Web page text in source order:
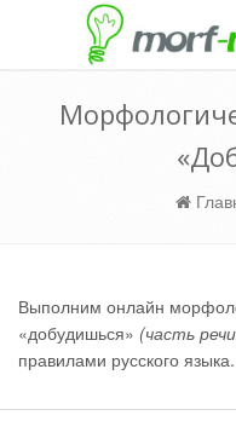
Выполним онлайн
«добудишься» (часть
правилами русского языка.